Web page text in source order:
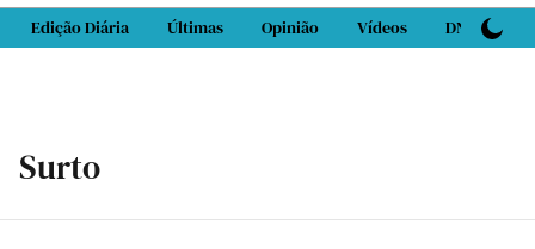
Edição Diária Últimas Opinião Vídeos DN Sport
Surto